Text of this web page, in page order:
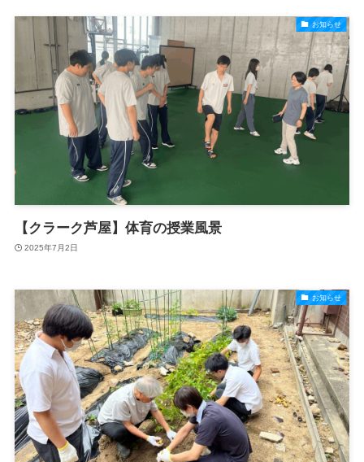
お知らせ
【クラーク芦屋】体育の授業風景
2025年7月2日
お知らせ